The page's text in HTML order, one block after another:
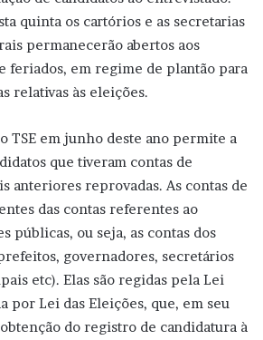
quinta os cartórios e as secretarias
permanecerão abertos aos
feriados, em regime de plantão para
relativas às eleições.
TSE em junho deste ano permite a
que tiveram contas de
anteriores reprovadas. As contas de
das contas referentes ao
públicas, ou seja, as contas dos
governadores, secretários
etc). Elas são regidas pela Lei
por Lei das Eleições, que, em seu
do registro de candidatura à